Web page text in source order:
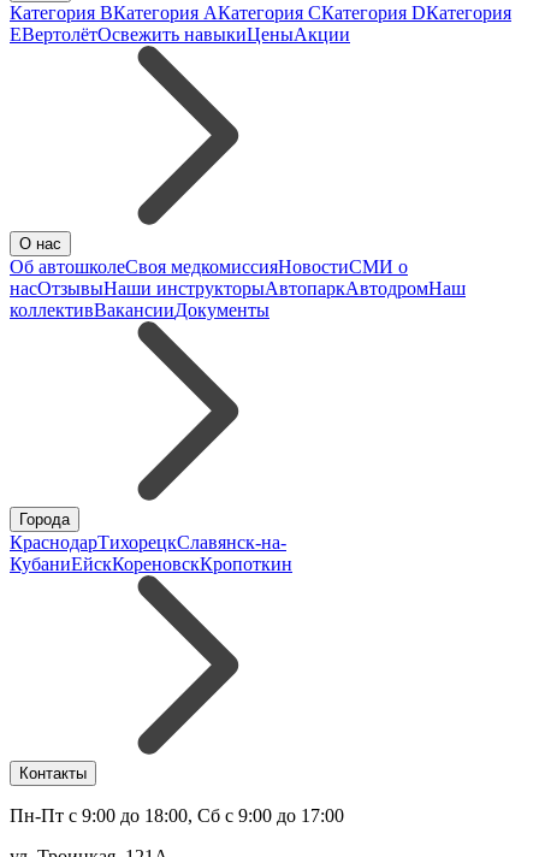
Категория BКатегория AКатегория CКатегория DКатегория
EВертолётОсвежить навыкиЦеныАкции
О нас
Об автошколеСвоя медкомиссияНовостиСМИ о
насОтзывыНаши инструкторыАвтопаркАвтодромНаш
коллективВакансииДокументы
Города
КраснодарТихорецкСлавянск-на-
КубаниЕйскКореновскКропоткин
Контакты
Пн-Пт с 9:00 до 18:00, Сб с 9:00 до 17:00